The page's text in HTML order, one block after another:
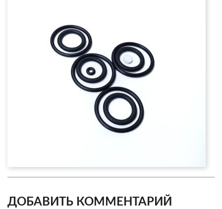
ДОБАВИТЬ КОММЕНТАРИЙ